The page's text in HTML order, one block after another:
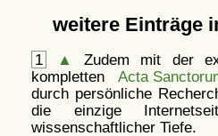
weitere Einträge
1 ▲
Zudem mit der
kompletten Acta
durch persönliche
die einzige
wissenschaftlicher Tiefe.